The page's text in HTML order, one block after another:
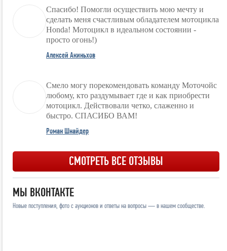
Спасибо! Помогли осуществить мою мечту и
сделать меня счастливым обладателем мотоцикла
Honda! Мотоцикл в идеальном состоянии -
просто огонь!)
Алексей Акиньхов
Смело могу порекомендовать команду Моточойс
любому, кто раздумывает где и как приобрести
мотоцикл. Действовали четко, слаженно и
быстро. СПАСИБО ВАМ!
Роман Шнайдер
СМОТРЕТЬ ВСЕ ОТЗЫВЫ
МЫ ВКОНТАКТЕ
Новые поступления, фото с аукционов и ответы на вопросы — в нашем сообществе.